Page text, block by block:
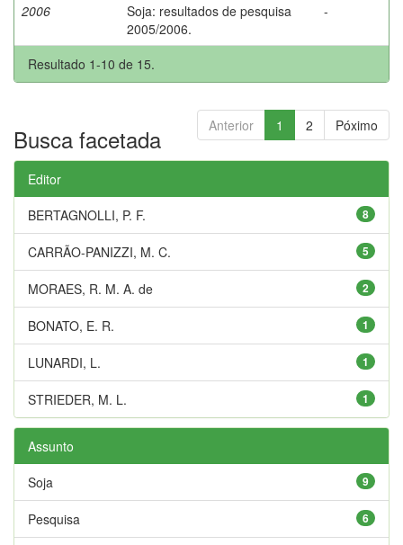
2006
Soja: resultados de pesquisa
2005/2006.
-
Resultado 1-10 de 15.
Anterior 1 2 Póximo
Busca facetada
Editor
8
BERTAGNOLLI, P. F.
5
CARRÃO-PANIZZI, M. C.
2
MORAES, R. M. A. de
1
BONATO, E. R.
1
LUNARDI, L.
1
STRIEDER, M. L.
Assunto
9
Soja
6
Pesquisa